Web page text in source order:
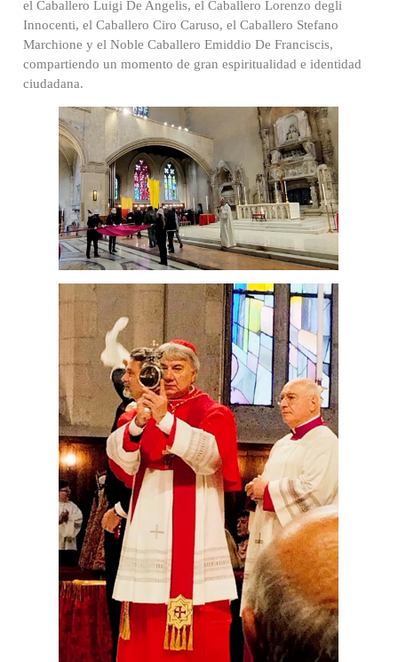
el Caballero Luigi De Angelis, el Caballero Lorenzo degli
Innocenti, el Caballero Ciro Caruso, el Caballero Stefano
Marchione y el Noble Caballero Emiddio De Franciscis,
compartiendo un momento de gran espiritualidad e identidad
ciudadana.